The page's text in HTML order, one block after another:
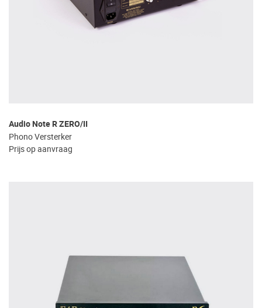
Audio Note R ZERO/II
Phono Versterker
Prijs op aanvraag